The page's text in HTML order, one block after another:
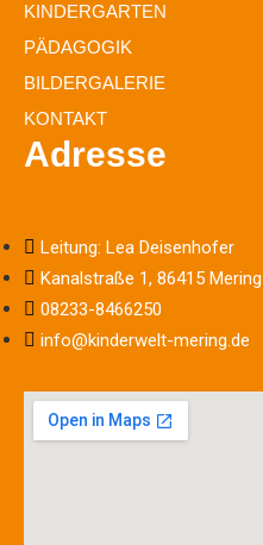
KINDERGARTEN
PÄDAGOGIK
BILDERGALERIE
KONTAKT
Adresse
Leitung: Lea Deisenhofer
Kanalstraße 1, 86415 Mering
08233-8466250
info@kinderwelt-mering.de